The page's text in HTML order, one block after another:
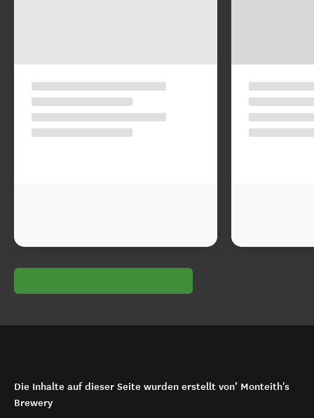
Die Inhalte auf dieser Seite wurden erstellt von’ Monteith's
Brewery